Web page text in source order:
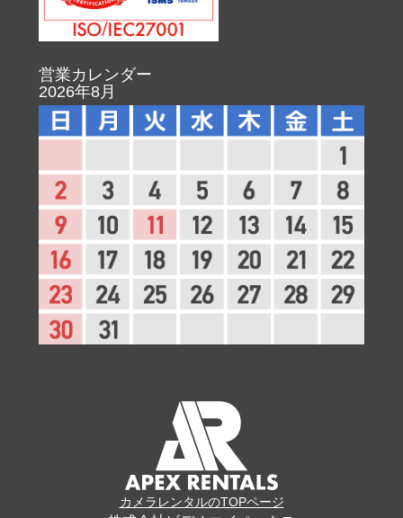
カメラレンタルのTOPページ
営業カレンダー
2026年8月